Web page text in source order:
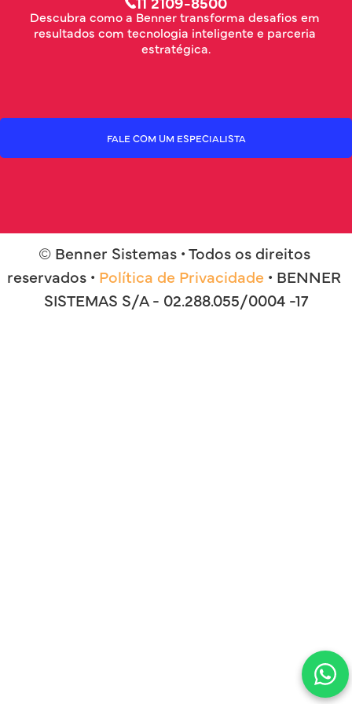
Descubra como a Benner transforma desafios em
resultados com tecnologia inteligente e parceria
estratégica.
FALE COM UM ESPECIALISTA
© Benner Sistemas • Todos os direitos
reservados • Política de Privacidade • BENNER
SISTEMAS S/A - 02.288.055/0004 -17